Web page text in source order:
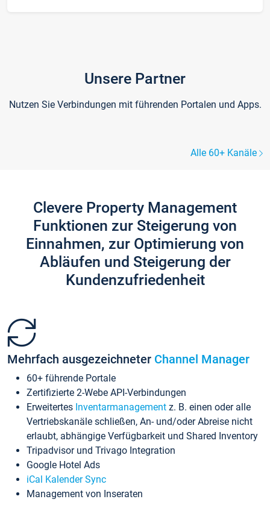
Unsere Partner
Nutzen Sie Verbindungen mit führenden Portalen und Apps.
Alle 60+ Kanäle
Clevere Property Management
Funktionen zur Steigerung von
Einnahmen, zur Optimierung von
Abläufen und Steigerung der
Kundenzufriedenheit
Mehrfach ausgezeichneter Channel Manager
60+ führende Portale
Zertifizierte 2-Webe API-Verbindungen
Erweitertes Inventarmanagement z. B. einen oder alle
Vertriebskanäle schließen, An- und/oder Abreise nicht
erlaubt, abhängige Verfügbarkeit und Shared Inventory
Tripadvisor und Trivago Integration
Google Hotel Ads
iCal Kalender Sync
Management von Inseraten